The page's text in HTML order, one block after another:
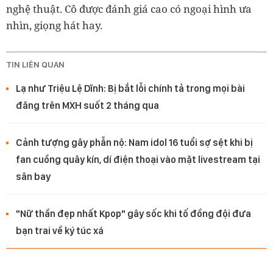
nghệ thuật. Cô được đánh giá cao có ngoại hình ưa
nhìn, giọng hát hay.
TIN LIÊN QUAN
Lạ như Triệu Lệ Dĩnh: Bị bắt lỗi chính tả trong mọi bài
đăng trên MXH suốt 2 tháng qua
Cảnh tượng gây phẫn nộ: Nam idol 16 tuổi sợ sệt khi bị
fan cuồng quây kín, dí điện thoại vào mặt livestream tại
sân bay
"Nữ thần đẹp nhất Kpop" gây sốc khi tố đồng đội đưa
bạn trai về ký túc xá